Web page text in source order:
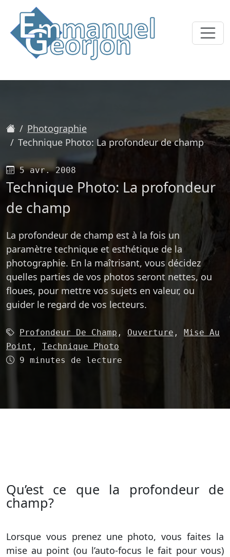
Accueil
Photographie
Technique Photo: La profondeur de champ
Publié le
5 avr. 2008
Technique Photo: La profondeur
de champ
La profondeur de champ est à la fois un
paramètre technique et esthétique de la
photographie. En la maîtrisant, vous décidez
quelles parties de vos photos seront nettes, ou
floues, pour mettre vos sujets en valeur, ou
guider le regard de vos lecteurs.
Mots-clés (4):
Profondeur De Champ , Ouverture ,
Mise Au
Point , Technique Photo
Temps de lecture
9 minutes de lecture
Qu’est ce que la profondeur de
champ?
Lorsque vous prenez une photo, vous faites la
mise au point (ou l’auto-focus le fait pour vous)